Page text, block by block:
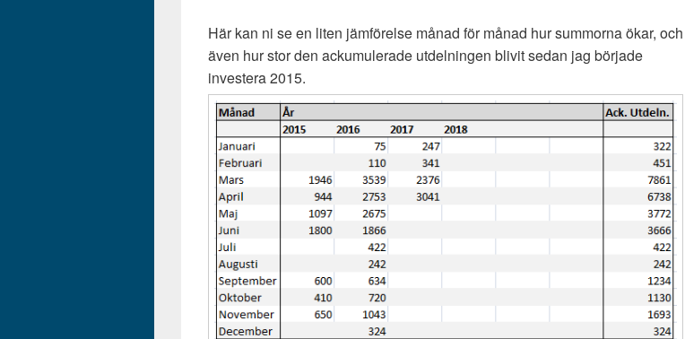
Här kan ni se en liten jämförelse månad för månad hur summorna ökar, och
även hur stor den ackumulerade utdelningen blivit sedan jag började
investera 2015.